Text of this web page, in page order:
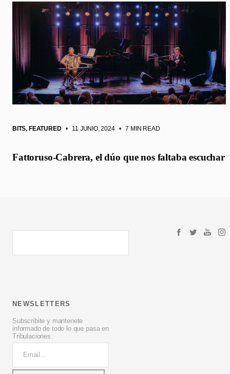
BITS, FEATURED • 11 JUNIO, 2024 • 7 MIN READ
Fattoruso-Cabrera, el dúo que nos faltaba escuchar
NEWSLETTERS
Subscribite y mantenete
informado de todo lo que pasa en
Tribulaciones.